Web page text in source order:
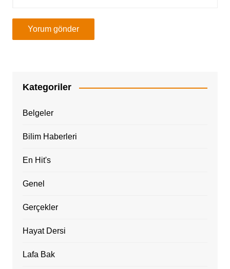
Kategoriler
Belgeler
Bilim Haberleri
En Hit's
Genel
Gerçekler
Hayat Dersi
Lafa Bak